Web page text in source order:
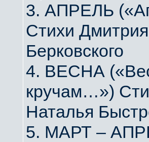
3. АПРЕЛЬ
Стихи
Берковского
4. ВЕСНА
кручам…»)
Наталья
5. МАРТ –